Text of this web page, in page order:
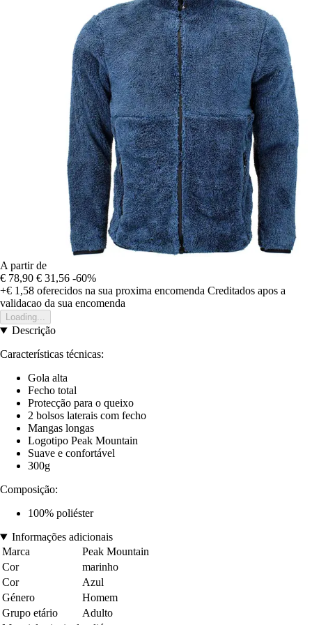
A partir de
€ 78,90 € 31,56 -60%
+€ 1,58 oferecidos na sua proxima encomenda Creditados apos a
validacao da sua encomenda
Loading...
Descrição
Características técnicas:
Gola alta
Fecho total
Protecção para o queixo
2 bolsos laterais com fecho
Mangas longas
Logotipo Peak Mountain
Suave e confortável
300g
Composição:
100% poliéster
Informações adicionais
Marca
Peak Mountain
Cor
marinho
Cor
Azul
Género
Homem
Grupo etário
Adulto